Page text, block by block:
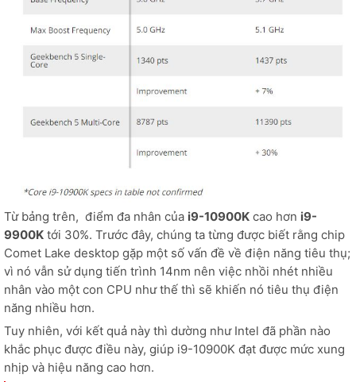
Từ bảng trên, điểm đa nhân của i9-10900K cao hơn i9-
9900K tới 30%. Trước đây, chúng ta từng được biết rằng chip
Comet Lake desktop gặp một số vấn đề về điện năng tiêu thụ;
vì nó vẫn sử dụng tiến trình 14nm nên việc nhồi nhét nhiều
nhân vào một con CPU như thế thì sẽ khiến nó tiêu thụ điện
năng nhiều hơn.
Tuy nhiên, với kết quả này thì dường như Intel đã phần nào
khắc phục được điều này, giúp i9-10900K đạt được mức xung
nhịp và hiệu năng cao hơn.